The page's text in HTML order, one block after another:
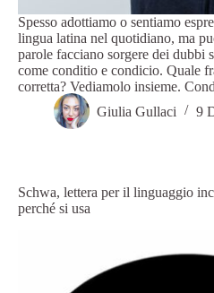
Spesso adottiamo o sentiamo
lingua latina nel quotidiano, ma
parole facciano sorgere dei dubbi
come conditio e condicio. Quale
corretta? Vediamolo insieme.
Giulia Gullaci
9
Schwa, lettera per il linguaggio
perché si usa